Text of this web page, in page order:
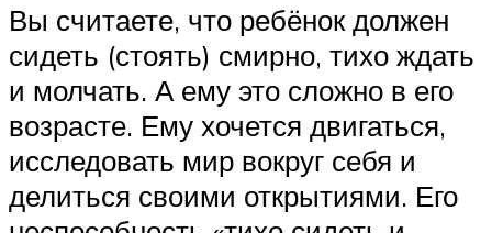
Вы считаете, что ребёнок должен
сидеть (стоять) смирно, тихо ждать
и молчать. А ему это сложно в его
возрасте. Ему хочется двигаться,
исследовать мир вокруг себя и
делиться своими открытиями. Его